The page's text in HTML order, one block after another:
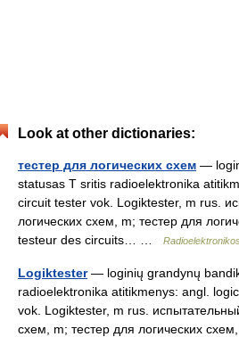
Look at other dictionaries:
тестер для логических схем —
statusas T sritis radioelektronika
circuit tester vok. Logiktester, m rus.
логических схем, m; тестер для
testeur des circuits… …
Logiktester— loginių grandynų
radioelektronika atitikmenys: angl.
vok. Logiktester, m rus.
схем, m; тестер для логических